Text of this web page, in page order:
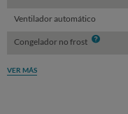
Ventilador automático
Congelador no frost Info
VER MÁS